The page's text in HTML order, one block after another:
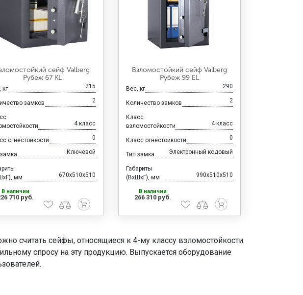
сейф Valberg
Рубеж 67 KL
кг 215
замков 2
4 класс
огнестойкости 0
Ключевой
мм
670x510x510
В наличии
710 руб.
Взломостойкий сейф Valberg
Рубеж 99 EL
Вес, кг 290
Количество замков 2
Класс
взломостойкости
4 класс
Класс огнестойкости 0
Тип замка Электронный кодовый
Габариты
(ВхШхГ), мм
990x510x510
В наличии
266 310 руб.
считать сейфы, относящиеся к 4-му классу взломостойкости.
спросу на эту продукцию. Выпускается оборудование